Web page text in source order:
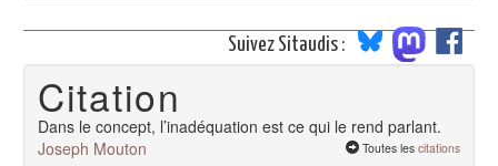
Suivez Sitaudis :
Citation
Dans le concept, l’inadéquation est ce qui le rend parlant.
Joseph Mouton
Toutes les citations